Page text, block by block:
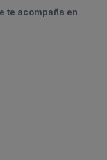
te acompaña en